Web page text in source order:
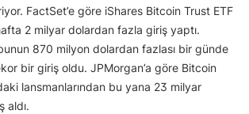
FactSet’e göre iShares Bitcoin Trust ETF
2 milyar dolardan fazla giriş yaptı.
870 milyon dolardan fazlası bir günde
bir giriş oldu. JPMorgan’a göre Bitcoin
lansmanlarından bu yana 23 milyar
aldı.